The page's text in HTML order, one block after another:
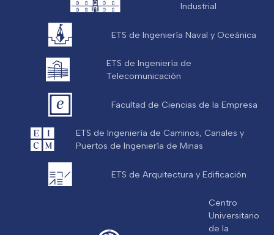
Industrial
ETS de Ingeniería Naval y Oceánica
ETS de Ingeniería de
Telecomunicación
Facultad de Ciencias de la Empresa
ETS de Ingeniería de Caminos, Canales y
Puertos de Ingeniería de Minas
ETS de Arquitectura y Edificación
Centro
Universitario
de la